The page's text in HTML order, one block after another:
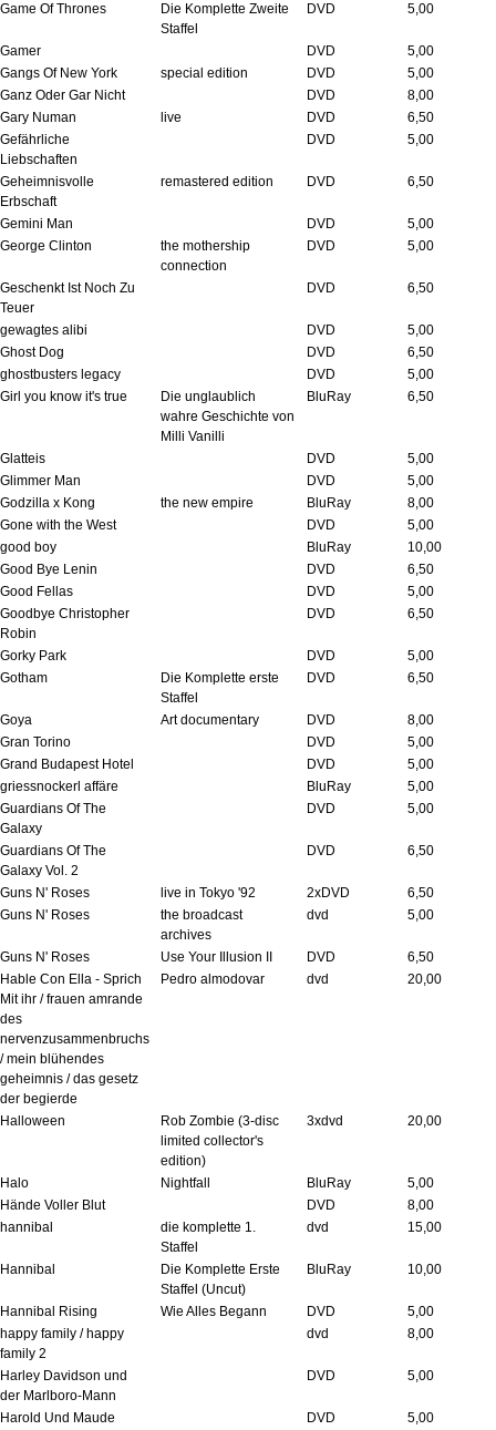
Game Of Thrones
Die Komplette Zweite
Staffel
DVD 5,00
Gamer DVD
5,00
Gangs Of New York
special edition DVD
5,00
Ganz Oder Gar Nicht
DVD
8,00
Gary Numan
live DVD
6,50
Gefährliche
Liebschaften
DVD 5,00
Geheimnisvolle
Erbschaft
remastered edition DVD 6,50
Gemini Man DVD
5,00
George Clinton
the mothership
connection
DVD 5,00
Geschenkt Ist Noch Zu
Teuer
DVD 6,50
gewagtes alibi DVD
5,00
Ghost Dog
DVD
6,50
ghostbusters legacy
DVD
5,00
Girl you know it's true
Die unglaublich
wahre Geschichte von
Milli Vanilli
BluRay 6,50
Glatteis DVD
5,00
Glimmer Man
DVD
5,00
Godzilla x Kong
the new empire BluRay
8,00
Gone with the West
DVD
5,00
good boy
BluRay
10,00
Good Bye Lenin
DVD
6,50
Good Fellas
DVD
5,00
Goodbye Christopher
Robin
DVD 6,50
Gorky Park DVD
5,00
Gotham
Die Komplette erste
Staffel
DVD 6,50
Goya Art documentary DVD
8,00
Gran Torino
DVD
5,00
Grand Budapest Hotel
DVD
5,00
griessnockerl affäre
BluRay
5,00
Guardians Of The
Galaxy
DVD 5,00
Guardians Of The
Galaxy Vol. 2
DVD 6,50
Guns N' Roses live in Tokyo '92 2xDVD
6,50
Guns N' Roses
the broadcast
archives
dvd 5,00
Guns N' Roses Use Your Illusion II DVD
6,50
Hable Con Ella - Sprich
Mit ihr / frauen amrande
des
nervenzusammenbruchs
/ mein blühendes
geheimnis / das gesetz
der begierde
Pedro almodovar dvd 20,00
Halloween
Rob Zombie (3-disc
limited collector's
edition)
3xdvd 20,00
Halo Nightfall BluRay
5,00
Hände Voller Blut
DVD
8,00
hannibal
die komplette 1.
Staffel
dvd 15,00
Hannibal
Die Komplette Erste
Staffel (Uncut)
BluRay 10,00
Hannibal Rising Wie Alles Begann DVD
5,00
happy family / happy
family 2
dvd 8,00
Harley Davidson und
der Marlboro-Mann
DVD 5,00
Harold Und Maude DVD 5,00